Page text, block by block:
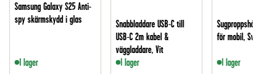
Samsung Galaxy S25 Anti-
spy skärmskydd i glas
I lager
Snabbladdare USB-C till
USB-C 2m kabel &
väggladdare, Vit
I lager
för mobil, Svart
I lager